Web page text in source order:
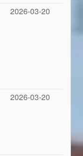
2026-03-20
2026-03-20